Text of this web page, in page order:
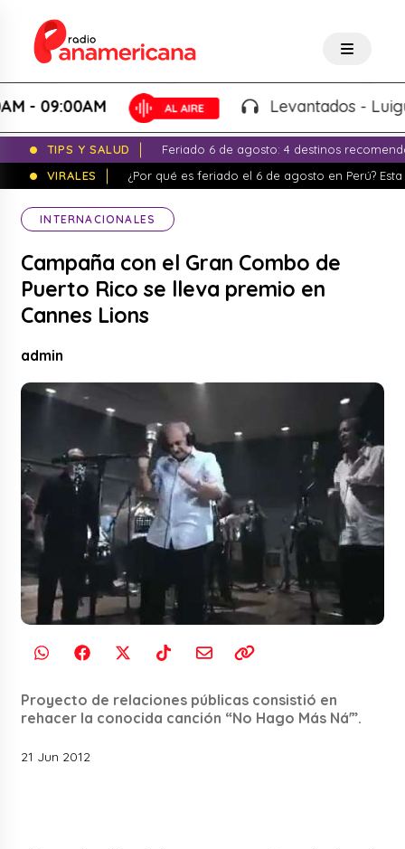
Levantados - Luigui
TIPS Y SALUD
Feriado 6 de agosto: 4 destinos
VIRALES
¿Por qué es feriado el 6 de agosto en Perú?
INTERNACIONALES
Campaña con el Gran Combo de
Puerto Rico se lleva premio en
Cannes Lions
admin
Proyecto de relaciones públicas consistió en
rehacer la conocida canción “No Hago Más Ná'”.
21 Jun 2012